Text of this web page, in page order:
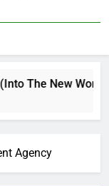
The New
Agency